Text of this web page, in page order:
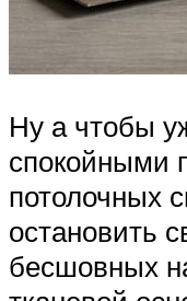
Ну а чтобы
спокойными
потолочных
остановить
бесшовных